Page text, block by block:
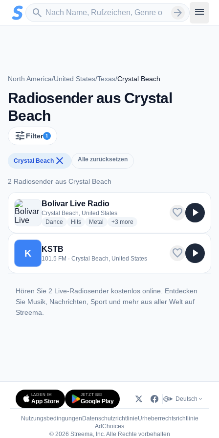
Zum Hauptinhalt springen
search
Sender suchen arrow_forward menu
North America/United States/Texas/Crystal Beach
Radiosender aus Crystal
Beach
tune Filter 1
Crystal Beach close Alle zurücksetzen
2 Radiosender aus Crystal Beach
2 Radiosender aus Crystal Beach
Bolivar Live Radio
Crystal Beach, United States
Dance radio stations
Hitsradio stations
Metal radio stations
+3 more genres for Bolivar Live Radio
more
favorite play_arrow
K KSTB
101.5 FM · Crystal Beach, United States favorite play_arrow
Hören Sie 2 Live-Radiosender kostenlos online. Entdecken
Sie Musik, Nachrichten, Sport und mehr aus aller Welt auf
Streema.
LADEN IM
App Store
JETZT BEI
Google Play Deutsch
Nutzungsbedingungen DatenschutzrichtlinieUrheberrechtsrichtlinie
AdChoices(öffnet in neuem Tab)
© 2026 Streema, Inc. Alle Rechte vorbehalten